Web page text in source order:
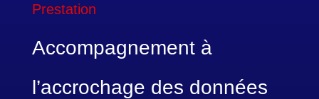
Prestation
Accompagnement à
l’accrochage des données